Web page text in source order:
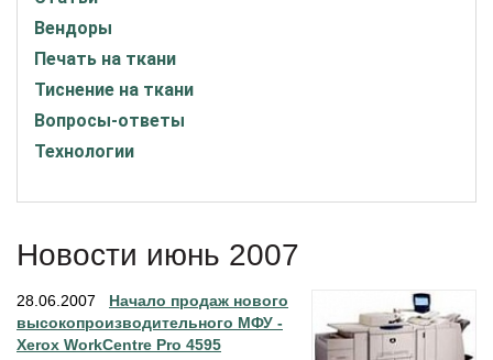
Вендоры
Печать на ткани
Тиснение на ткани
Вопросы-ответы
Технологии
Новости июнь 2007
28.06.2007 Начало продаж нового
высокопроизводительного МФУ -
Xerox WorkCentre Pro 4595